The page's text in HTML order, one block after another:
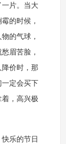
片。当大
的时候，
的气球，
眉苦脸，
价时，那
定会买下
，高兴极
乐的节日